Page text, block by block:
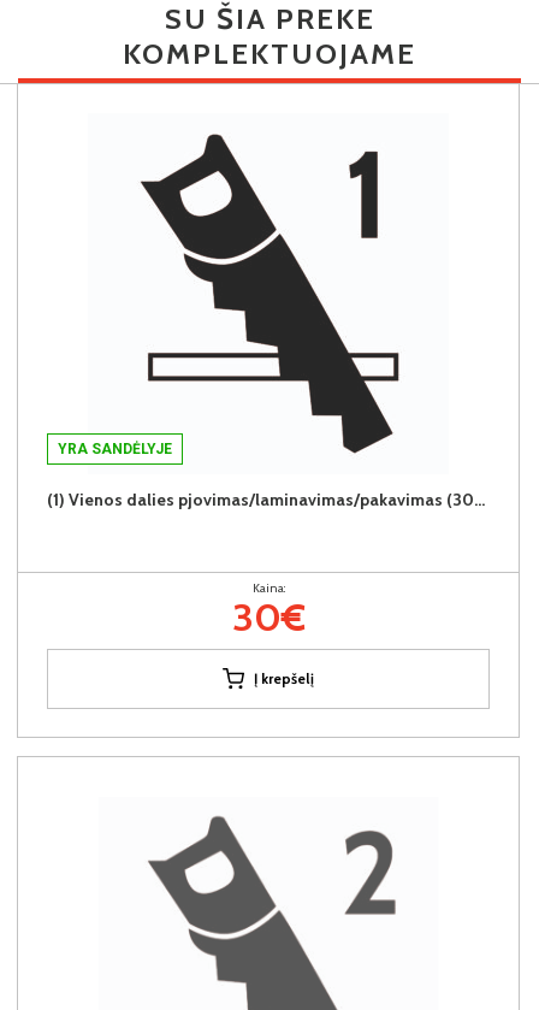
SU ŠIA PREKE
KOMPLEKTUOJAME
YRA SANDĖLYJE
(1) Vienos dalies pjovimas/laminavimas/pakavimas (30€/1vnt.)
Kaina:
30€
Į krepšelį